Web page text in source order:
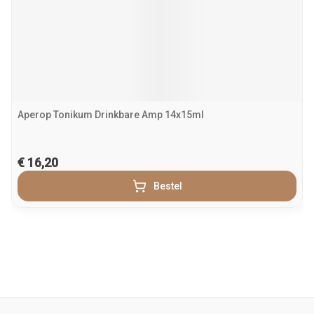
Aperop Tonikum Drinkbare Amp 14x15ml
€ 16,20
Bestel